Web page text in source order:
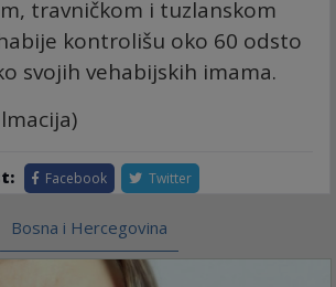
travničkom i tuzlanskom
kontrolišu oko 60 odsto
svojih vehabijskih imama.
Facebook Twitter
Bosna i Hercegovina